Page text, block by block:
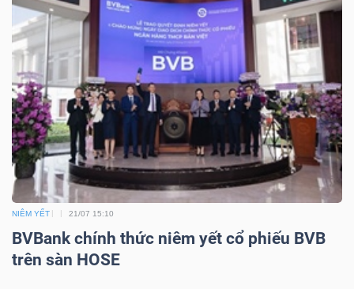
NIÊM YẾT 21/07 15:10
BVBank chính thức niêm yết cổ phiếu BVB
trên sàn HOSE
Báo
phân
tích
(-)
Thuật
ngữ